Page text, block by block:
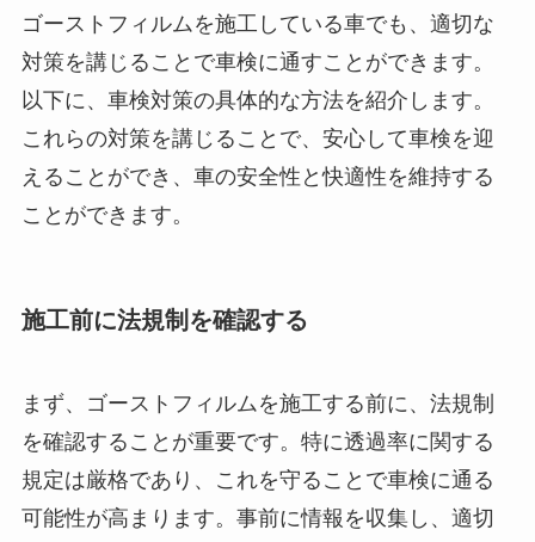
ゴーストフィルムを施工している車でも、適切な
対策を講じることで車検に通すことができます。
以下に、車検対策の具体的な方法を紹介します。
これらの対策を講じることで、安心して車検を迎
えることができ、車の安全性と快適性を維持する
ことができます。
施工前に法規制を確認する
まず、ゴーストフィルムを施工する前に、法規制
を確認することが重要です。特に透過率に関する
規定は厳格であり、これを守ることで車検に通る
可能性が高まります。事前に情報を収集し、適切